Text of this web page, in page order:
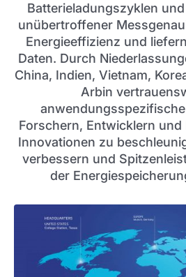
Batterieladungszyklen
unübertroffener
Energieeffizienz und
Daten. Durch
China, Indien, Vietnam,
Arbin
Forschern, Entwicklern und
Innovationen zu
verbessern und
der